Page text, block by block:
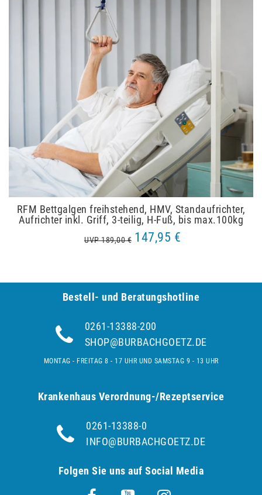
RFM Bettgalgen freihstehend, HMV, Standaufrichter,
Aufrichter inkl. Griff, 3-teilig, H-Fuß, bis max.100kg
UVP 189,00 € 147,95 €
Bestell- und Be­ra­tungs­hot­line
0261-13388-200
SHOP@BURBACHGOETZ.DE
MONTAG - FREITAG 8 - 17 UHR UND SAMSTAG 9 - 13 UHR
Krankenhaus Verordnung-/Rezeptservice
0261-13388-0
INFO@BURBACHGOETZ.DE
Folgen Sie uns auf Social Media